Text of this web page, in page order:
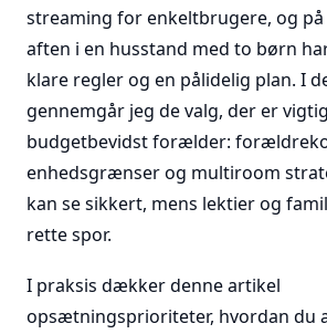
streaming for enkeltbrugere, og
aften i en husstand med to børn
klare regler og en pålidelig plan. I
gennemgår jeg de valg, der er
budgetbevidst forælder:
enhedsgrænser og multiroom
kan se sikkert, mens lektier og
rette spor.
I praksis dækker denne artikel
opsætningsprioriteter, hvordan du